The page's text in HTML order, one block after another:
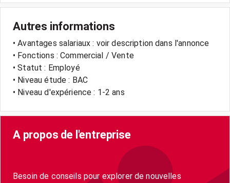
Autres informations
• Avantages salariaux : voir description dans l'annonce
• Fonctions : Commercial / Vente
• Statut : Employé
• Niveau étude : BAC
• Niveau d'expérience : 1-2 ans
A propos de l'entreprise
Besoin de conseils pour explorer de nouvelles